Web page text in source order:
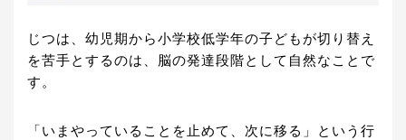
じつは、幼児期から小学校低学年の子どもが切り替え
を苦手とするのは、脳の発達段階として自然なことで
す。
「いまやっていることを止めて、次に移る」という行